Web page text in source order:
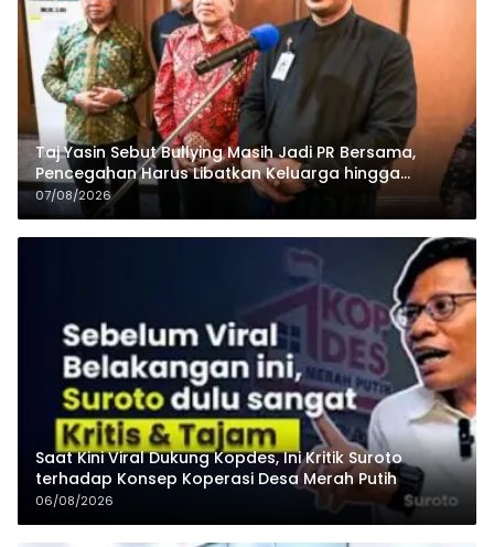
Taj Yasin Sebut Bullying Masih Jadi PR Bersama,
Pencegahan Harus Libatkan Keluarga hingga
Pesantren
07/08/2026
Saat Kini Viral Dukung Kopdes, Ini Kritik Suroto
terhadap Konsep Koperasi Desa Merah Putih
06/08/2026